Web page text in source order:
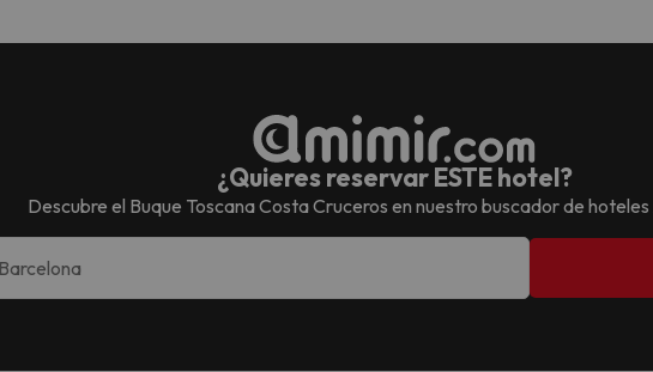
¿Quieres reservar ESTE hotel?
Descubre el Buque Toscana Costa Cruceros en nuestro buscador de hoteles